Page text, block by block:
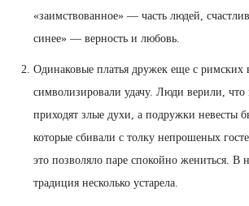
«заимствованное» — часть людей,
синее» — верность и любовь.
Одинаковые платья дружек еще с римских
символизировали удачу. Люди верили, что
приходят злые духи, а подружки невесты
которые сбивали с толку непрошеных
это позволяло паре спокойно жениться. В
традиция несколько устарела.